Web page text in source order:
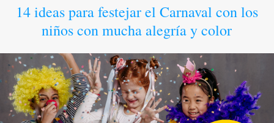
14 ideas para festejar el Carnaval con los
niños con mucha alegría y color